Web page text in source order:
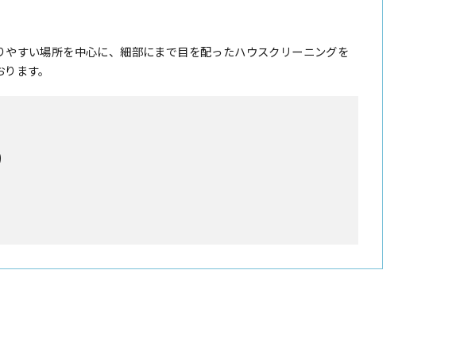
すい場所を中心に、細部にまで目を配ったハウスクリーニングを
ます。